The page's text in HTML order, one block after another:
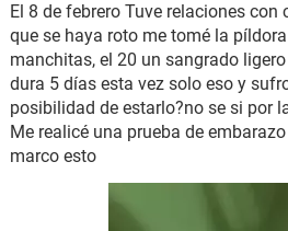
El 8 de febrero Tuve relaciones
que se haya roto me tomé la
manchitas, el 20 un sangrado
dura 5 días esta vez solo eso y
posibilidad de estarlo?no se si por
Me realicé una prueba de
marco esto